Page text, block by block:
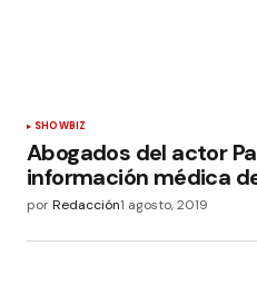
SHOWBIZ
Abogados del actor
información médica
porRedacción1 agosto, 2019